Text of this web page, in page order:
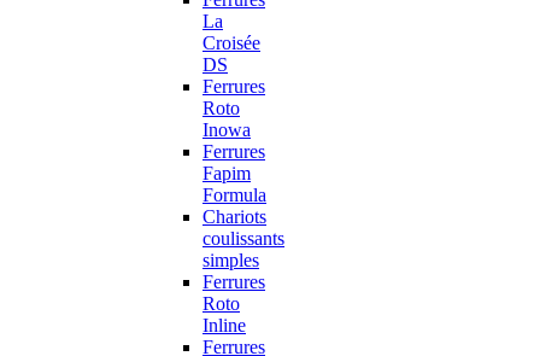
La
Croisée
DS
Ferrures
Roto
Inowa
Ferrures
Fapim
Formula
Chariots
coulissants
simples
Ferrures
Roto
Inline
Ferrures